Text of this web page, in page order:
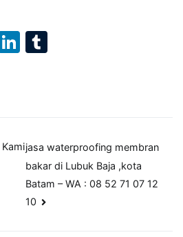
LinkedIn
jasa waterproofing membran
bakar di Lubuk Baja ,kota
Batam – WA : 08 52 71 07 12
10